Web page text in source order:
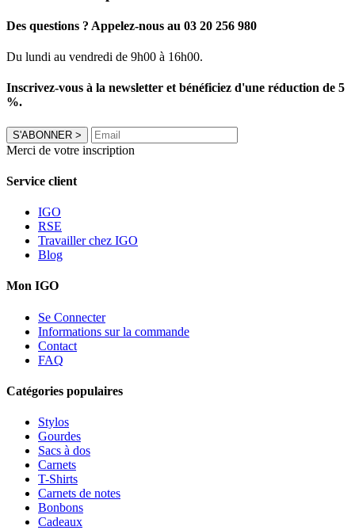
Des questions ? Appelez-nous au 03 20 256 980
Du lundi au vendredi de 9h00 à 16h00.
Inscrivez-vous à la newsletter et bénéficiez d'une réduction de 5
%.
S'ABONNER >
Merci de votre inscription
Service client
IGO
RSE
Travailler chez IGO
Blog
Mon IGO
Se Connecter
Informations sur la commande
Contact
FAQ
Catégories populaires
Stylos
Gourdes
Sacs à dos
Carnets
T-Shirts
Carnets de notes
Bonbons
Cadeaux